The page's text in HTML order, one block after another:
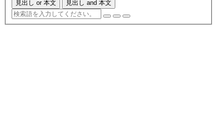
見出し or 本文 見出し and 本文